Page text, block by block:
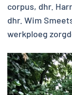
corpus, dhr.
dhr. Wim
werkploeg